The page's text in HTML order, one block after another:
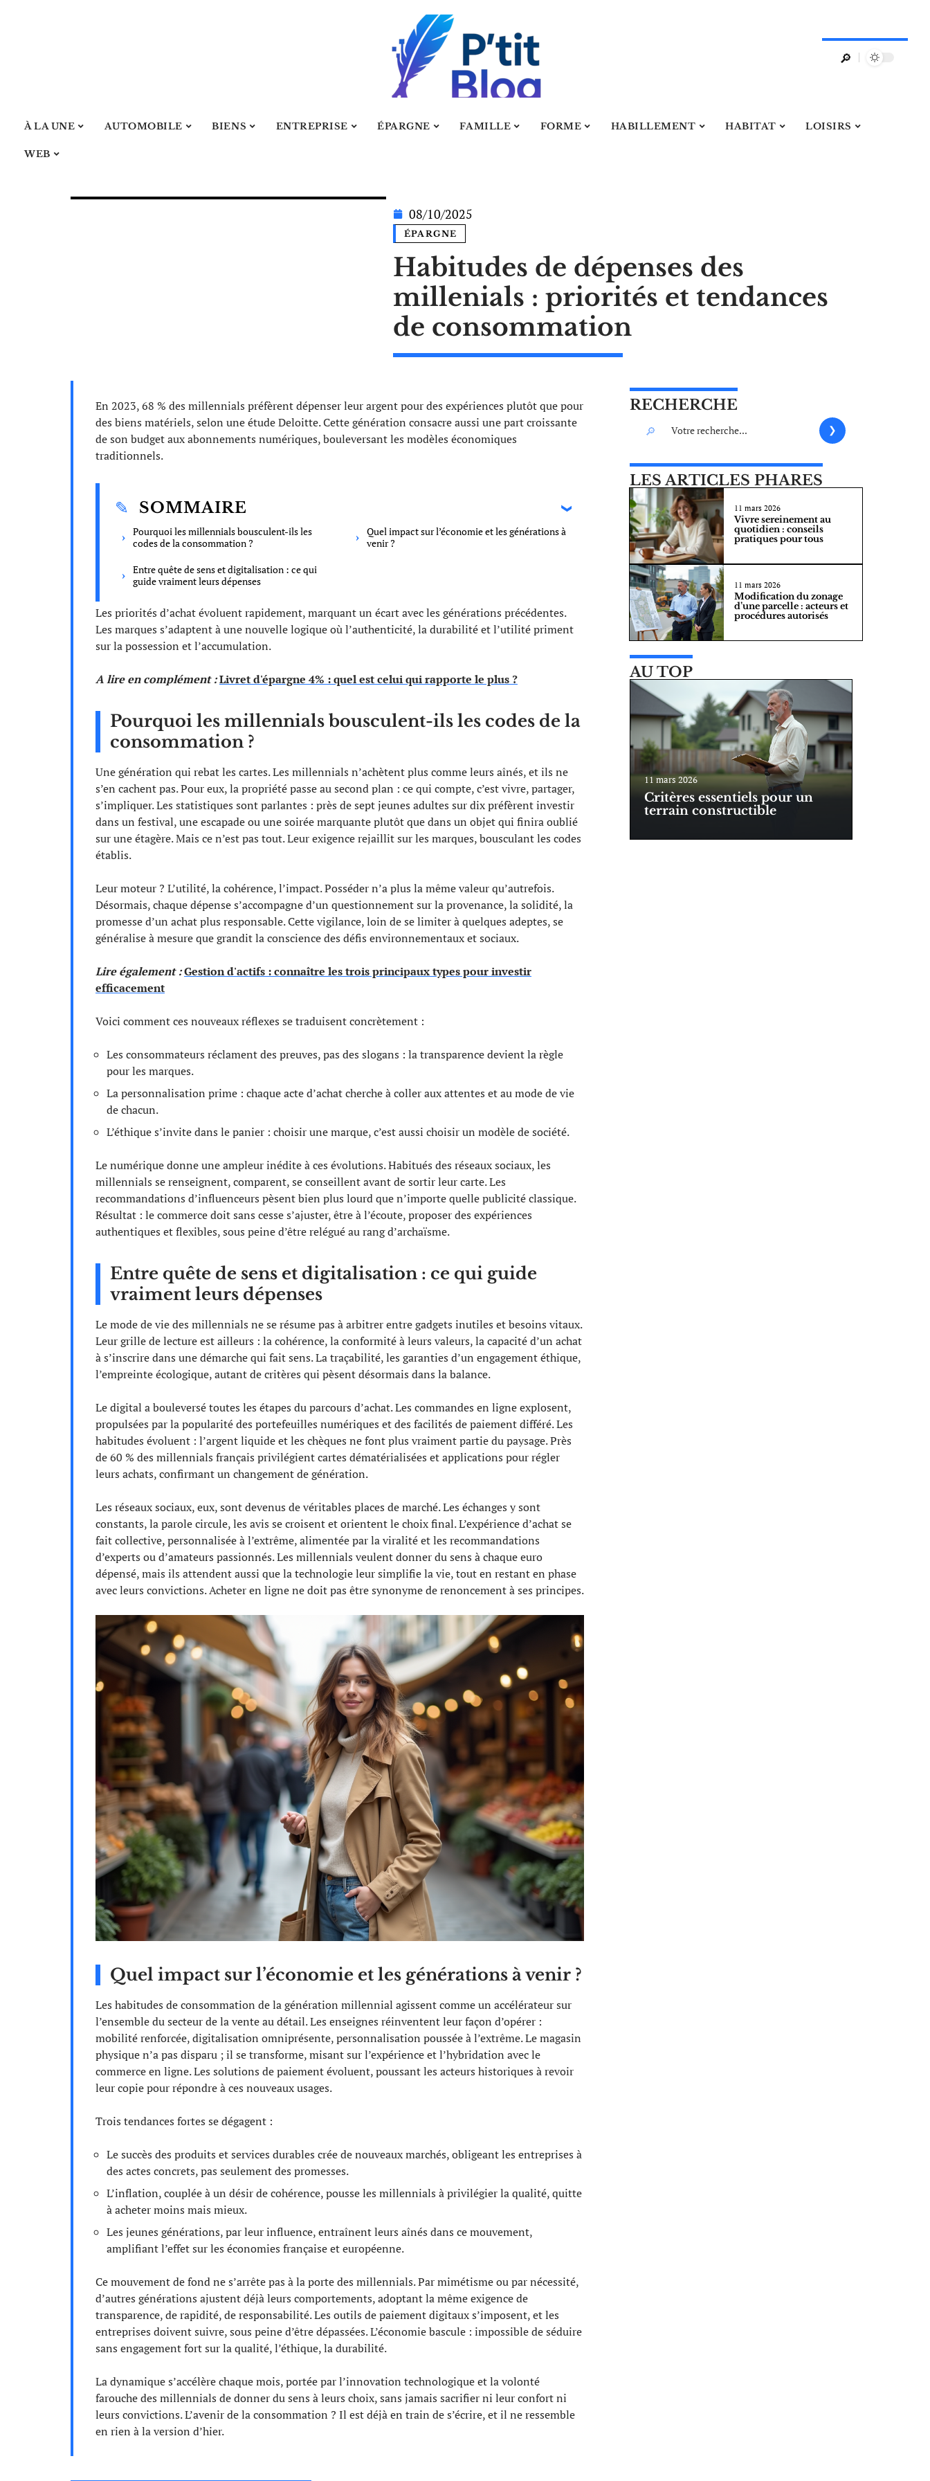
À LA UNE AUTOMOBILE BIENS ENTREPRISE ÉPARGNE FAMILLE FORME HABILLEMENT HABITAT LOISIRS
WEB
08/10/2025
ÉPARGNE
Habitudes de dépenses des
millenials : priorités et tendances
de consommation
En 2023, 68 % des millennials préfèrent dépenser leur argent pour des expériences plutôt que pour
des biens matériels, selon une étude Deloitte. Cette génération consacre aussi une part croissante
de son budget aux abonnements numériques, bouleversant les modèles économiques
traditionnels.
SOMMAIRE
Pourquoi les millennials bousculent-ils les
codes de la consommation ?
Entre quête de sens et digitalisation : ce qui
guide vraiment leurs dépenses
Quel impact sur l’économie et les générations à
venir ?
Les priorités d’achat évoluent rapidement, marquant un écart avec les générations précédentes.
Les marques s’adaptent à une nouvelle logique où l’authenticité, la durabilité et l’utilité priment
sur la possession et l’accumulation.
A lire en complément :Livret d'épargne 4% : quel est celui qui rapporte le plus ?
Pourquoi les millennials bousculent-ils les codes de la
consommation ?
Une génération qui rebat les cartes. Les millennials n’achètent plus comme leurs aînés, et ils ne
s’en cachent pas. Pour eux, la propriété passe au second plan : ce qui compte, c’est vivre, partager,
s’impliquer. Les statistiques sont parlantes : près de sept jeunes adultes sur dix préfèrent investir
dans un festival, une escapade ou une soirée marquante plutôt que dans un objet qui finira oublié
sur une étagère. Mais ce n’est pas tout. Leur exigence rejaillit sur les marques, bousculant les codes
établis.
Leur moteur ? L’utilité, la cohérence, l’impact. Posséder n’a plus la même valeur qu’autrefois.
Désormais, chaque dépense s’accompagne d’un questionnement sur la provenance, la solidité, la
promesse d’un achat plus responsable. Cette vigilance, loin de se limiter à quelques adeptes, se
généralise à mesure que grandit la conscience des défis environnementaux et sociaux.
Lire également :Gestion d'actifs : connaître les trois principaux types pour investir
efficacement
Voici comment ces nouveaux réflexes se traduisent concrètement :
Les consommateurs réclament des preuves, pas des slogans : la transparence devient la règle
pour les marques.
La personnalisation prime : chaque acte d’achat cherche à coller aux attentes et au mode de vie
de chacun.
L’éthique s’invite dans le panier : choisir une marque, c’est aussi choisir un modèle de société.
Le numérique donne une ampleur inédite à ces évolutions. Habitués des réseaux sociaux, les
millennials se renseignent, comparent, se conseillent avant de sortir leur carte. Les
recommandations d’influenceurs pèsent bien plus lourd que n’importe quelle publicité classique.
Résultat : le commerce doit sans cesse s’ajuster, être à l’écoute, proposer des expériences
authentiques et flexibles, sous peine d’être relégué au rang d’archaïsme.
Entre quête de sens et digitalisation : ce qui guide
vraiment leurs dépenses
Le mode de vie des millennials ne se résume pas à arbitrer entre gadgets inutiles et besoins vitaux.
Leur grille de lecture est ailleurs : la cohérence, la conformité à leurs valeurs, la capacité d’un achat
à s’inscrire dans une démarche qui fait sens. La traçabilité, les garanties d’un engagement éthique,
l’empreinte écologique, autant de critères qui pèsent désormais dans la balance.
Le digital a bouleversé toutes les étapes du parcours d’achat. Les commandes en ligne explosent,
propulsées par la popularité des portefeuilles numériques et des facilités de paiement différé. Les
habitudes évoluent : l’argent liquide et les chèques ne font plus vraiment partie du paysage. Près
de 60 % des millennials français privilégient cartes dématérialisées et applications pour régler
leurs achats, confirmant un changement de génération.
Les réseaux sociaux, eux, sont devenus de véritables places de marché. Les échanges y sont
constants, la parole circule, les avis se croisent et orientent le choix final. L’expérience d’achat se
fait collective, personnalisée à l’extrême, alimentée par la viralité et les recommandations
d’experts ou d’amateurs passionnés. Les millennials veulent donner du sens à chaque euro
dépensé, mais ils attendent aussi que la technologie leur simplifie la vie, tout en restant en phase
avec leurs convictions. Acheter en ligne ne doit pas être synonyme de renoncement à ses principes.
Quel impact sur l’économie et les générations à venir ?
Les habitudes de consommation de la génération millennial agissent comme un accélérateur sur
l’ensemble du secteur de la vente au détail. Les enseignes réinventent leur façon d’opérer :
mobilité renforcée, digitalisation omniprésente, personnalisation poussée à l’extrême. Le magasin
physique n’a pas disparu ; il se transforme, misant sur l’expérience et l’hybridation avec le
commerce en ligne. Les solutions de paiement évoluent, poussant les acteurs historiques à revoir
leur copie pour répondre à ces nouveaux usages.
Trois tendances fortes se dégagent :
Le succès des produits et services durables crée de nouveaux marchés, obligeant les entreprises à
des actes concrets, pas seulement des promesses.
L’inflation, couplée à un désir de cohérence, pousse les millennials à privilégier la qualité, quitte
à acheter moins mais mieux.
Les jeunes générations, par leur influence, entraînent leurs aînés dans ce mouvement,
amplifiant l’effet sur les économies française et européenne.
Ce mouvement de fond ne s’arrête pas à la porte des millennials. Par mimétisme ou par nécessité,
d’autres générations ajustent déjà leurs comportements, adoptant la même exigence de
transparence, de rapidité, de responsabilité. Les outils de paiement digitaux s’imposent, et les
entreprises doivent suivre, sous peine d’être dépassées. L’économie bascule : impossible de séduire
sans engagement fort sur la qualité, l’éthique, la durabilité.
La dynamique s’accélère chaque mois, portée par l’innovation technologique et la volonté
farouche des millennials de donner du sens à leurs choix, sans jamais sacrifier ni leur confort ni
leurs convictions. L’avenir de la consommation ? Il est déjà en train de s’écrire, et il ne ressemble
en rien à la version d’hier.
RECHERCHE
LES ARTICLES PHARES
11 mars 2026
Vivre sereinement au
quotidien : conseils
pratiques pour tous
11 mars 2026
Modification du zonage
d’une parcelle : acteurs et
procédures autorisés
AU TOP
11 mars 2026
Critères essentiels pour un
terrain constructible